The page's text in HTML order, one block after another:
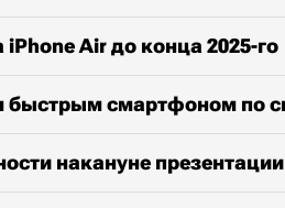
Air до конца 2025-го
быстрым смартфоном по
накануне презентации